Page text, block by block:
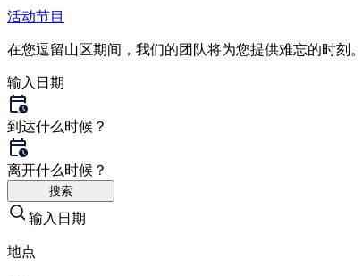
活动节目
在您逗留山区期间，我们的团队将为您提供难忘的时刻
输入日期
到达什么时候？
离开什么时候？
搜索
输入日期
地点